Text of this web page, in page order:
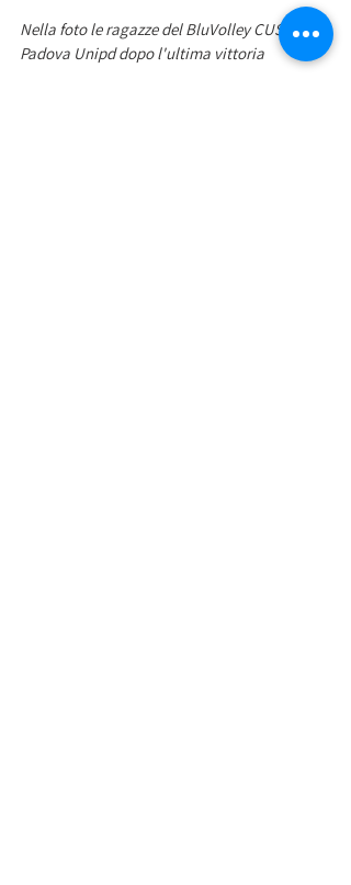
Nella foto le ragazze del BluVolley CUS
Padova Unipd dopo l'ultima vittoria